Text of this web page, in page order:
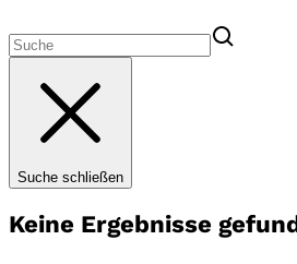
Suche schließen
Keine Ergebnisse